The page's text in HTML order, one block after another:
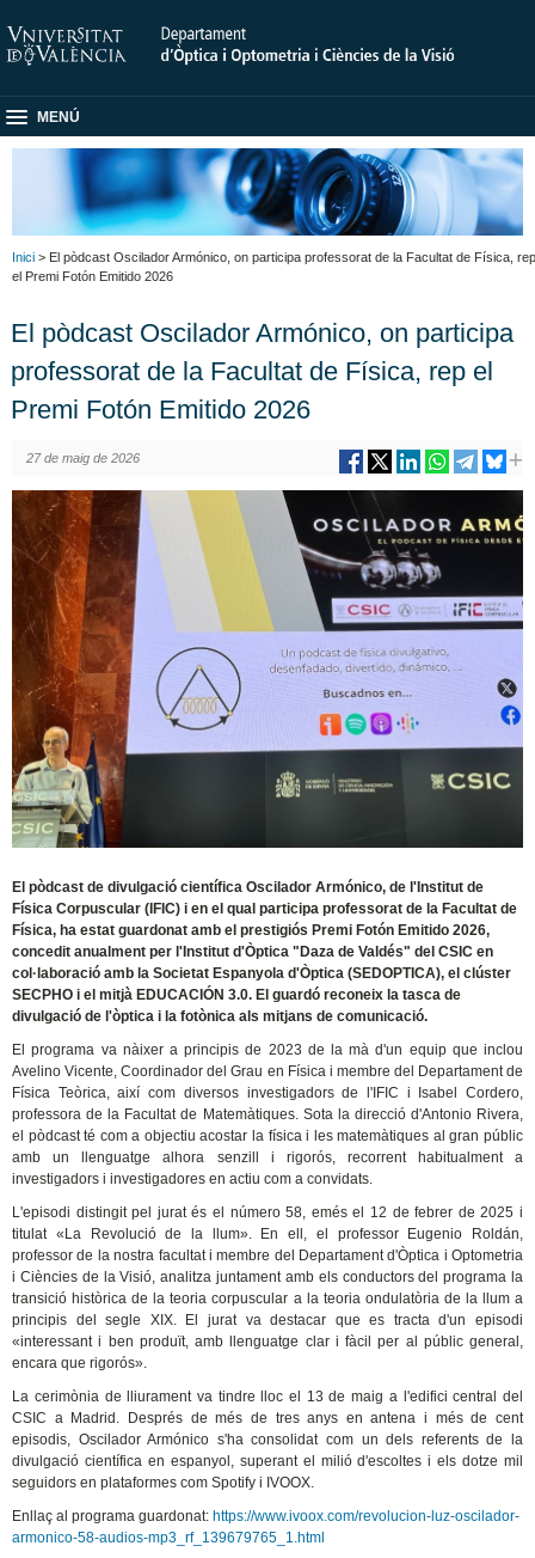
MENÚ
Inici > El pòdcast Oscilador Armónico, on participa professorat de la Facultat de Física, rep
el Premi Fotón Emitido 2026
El pòdcast Oscilador Armónico, on participa
professorat de la Facultat de Física, rep el
Premi Fotón Emitido 2026
27 de maig de 2026
El pòdcast de divulgació científica Oscilador Armónico, de l'Institut de
Física Corpuscular (IFIC) i en el qual participa professorat de la Facultat de
Física, ha estat guardonat amb el prestigiós Premi Fotón Emitido 2026,
concedit anualment per l'Institut d'Òptica "Daza de Valdés" del CSIC en
col·laboració amb la Societat Espanyola d'Òptica (SEDOPTICA), el clúster
SECPHO i el mitjà EDUCACIÓN 3.0. El guardó reconeix la tasca de
divulgació de l'òptica i la fotònica als mitjans de comunicació.
El programa va nàixer a principis de 2023 de la mà d'un equip que inclou
Avelino Vicente, Coordinador del Grau en Física i membre del Departament de
Física Teòrica, així com diversos investigadors de l'IFIC i Isabel Cordero,
professora de la Facultat de Matemàtiques. Sota la direcció d'Antonio Rivera,
el pòdcast té com a objectiu acostar la física i les matemàtiques al gran públic
amb un llenguatge alhora senzill i rigorós, recorrent habitualment a
investigadors i investigadores en actiu com a convidats.
L'episodi distingit pel jurat és el número 58, emés el 12 de febrer de 2025 i
titulat «La Revolució de la llum». En ell, el professor Eugenio Roldán,
professor de la nostra facultat i membre del Departament d'Òptica i Optometria
i Ciències de la Visió, analitza juntament amb els conductors del programa la
transició històrica de la teoria corpuscular a la teoria ondulatòria de la llum a
principis del segle XIX. El jurat va destacar que es tracta d'un episodi
«interessant i ben produït, amb llenguatge clar i fàcil per al públic general,
encara que rigorós».
La cerimònia de lliurament va tindre lloc el 13 de maig a l'edifici central del
CSIC a Madrid. Després de més de tres anys en antena i més de cent
episodis, Oscilador Armónico s'ha consolidat com un dels referents de la
divulgació científica en espanyol, superant el milió d'escoltes i els dotze mil
seguidors en plataformes com Spotify i IVOOX.
Enllaç al programa guardonat: https://www.ivoox.com/revolucion-luz-oscilador-
armonico-58-audios-mp3_rf_139679765_1.html